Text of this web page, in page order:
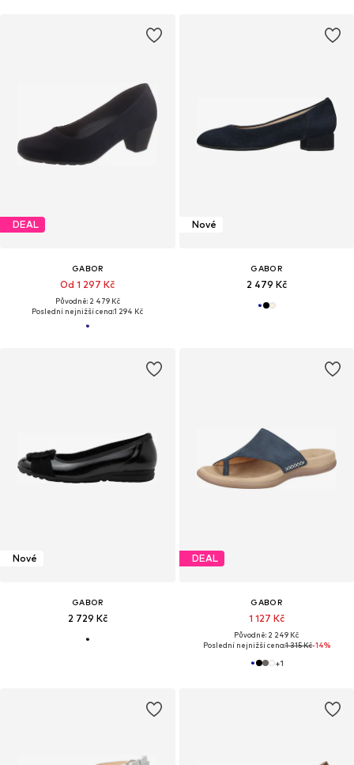
DEAL
GABOR
Od 1 297 Kč
Původně: 2 479 Kč
Poslední nejnižší cena:1 294 Kč
Nové
GABOR
2 479 Kč
Nové
GABOR
2 729 Kč
DEAL
GABOR
1 127 Kč
Původně: 2 249 Kč
Poslední nejnižší cena:1 315 Kč-14%
+1